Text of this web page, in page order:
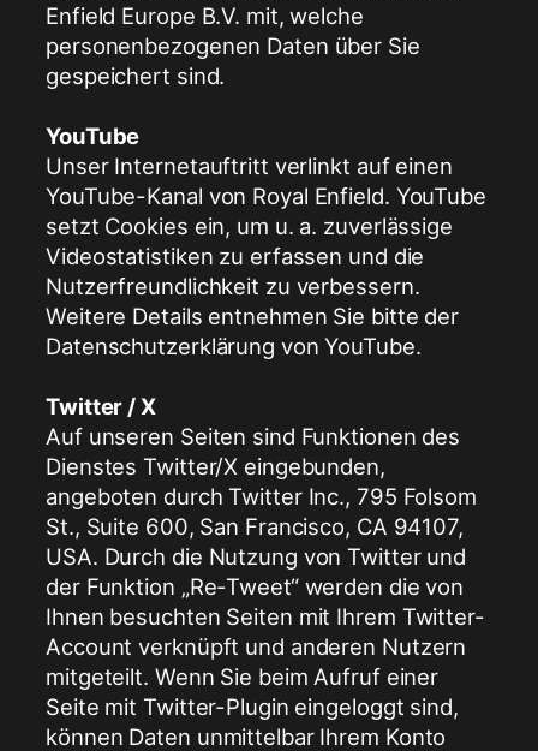
Enfield Europe B.V. mit, welche
personenbezogenen Daten über Sie
gespeichert sind.
YouTube
Unser Internetauftritt verlinkt auf einen
YouTube-Kanal von Royal Enfield. YouTube
setzt Cookies ein, um u. a. zuverlässige
Videostatistiken zu erfassen und die
Nutzerfreundlichkeit zu verbessern.
Weitere Details entnehmen Sie bitte der
Datenschutzerklärung von YouTube.
Twitter / X
Auf unseren Seiten sind Funktionen des
Dienstes Twitter/X eingebunden,
angeboten durch Twitter Inc., 795 Folsom
St., Suite 600, San Francisco, CA 94107,
USA. Durch die Nutzung von Twitter und
der Funktion „Re-Tweet“ werden die von
Ihnen besuchten Seiten mit Ihrem Twitter-
Account verknüpft und anderen Nutzern
mitgeteilt. Wenn Sie beim Aufruf einer
Seite mit Twitter-Plugin eingeloggt sind,
können Daten unmittelbar Ihrem Konto